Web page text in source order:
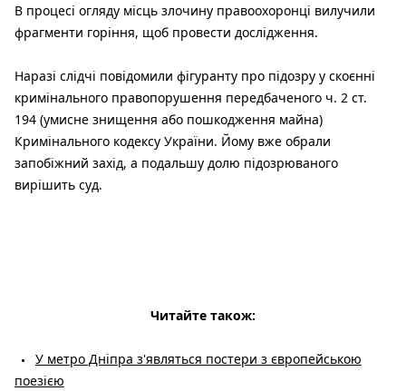
В процесі огляду місць злочину правоохоронці вилучили
фрагменти горіння, щоб провести дослідження.
Наразі слідчі повідомили фігуранту про підозру у скоєнні
кримінального правопорушення передбаченого ч. 2 ст.
194 (умисне знищення або пошкодження майна)
Кримінального кодексу України. Йому вже обрали
запобіжний захід, а подальшу долю підозрюваного
вирішить суд.
Читайте також:
У метро Дніпра з'являться постери з європейською
поезією